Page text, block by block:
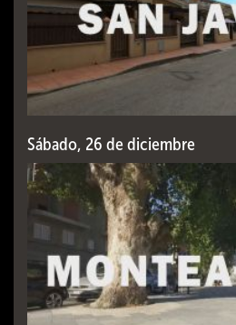
Sábado, 26 de diciembre